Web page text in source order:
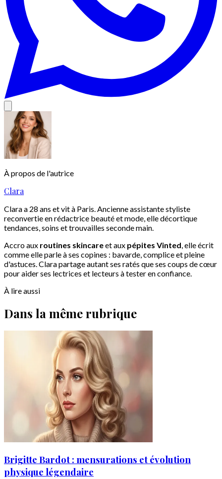
À propos de l'autrice
Clara
Clara a 28 ans et vit à Paris. Ancienne assistante styliste
reconvertie en rédactrice beauté et mode, elle décortique
tendances, soins et trouvailles seconde main.
Accro aux routines skincareet aux pépites Vinted , elle écrit
comme elle parle à ses copines : bavarde, complice et pleine
d'astuces. Clara partage autant ses ratés que ses coups de cœur
pour aider ses lectrices et lecteurs à tester en confiance.
À lire aussi
Dans la même rubrique
Brigitte Bardot : mensurations et évolution
physique légendaire